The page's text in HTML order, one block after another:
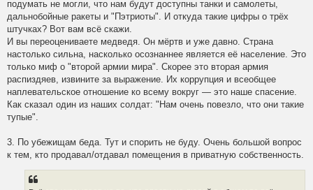
подумать не могли, что нам будут доступны танки и самолеты,
дальнобойные ракеты и "Пэтриоты". И откуда такие цифры о трёх
штучках? Вот вам всё скажи.
И вы переоцениваете медведя. Он мёртв и уже давно. Страна
настолько сильна, насколько осознаннее является её население. Это
только миф о "второй армии мира". Скорее это вторая армия
распиздяев, извините за выражение. Их коррупция и всеобщее
наплевательское отношение ко всему вокруг — это наше спасение.
Как сказал один из наших солдат: "Нам очень повезло, что они такие
тупые".
3. По убежищам беда. Тут и спорить не буду. Очень большой вопрос
к тем, кто продавал/отдавал помещения в приватную собственность.